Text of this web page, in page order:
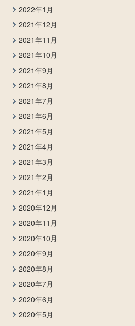
2022年1月
2021年12月
2021年11月
2021年10月
2021年9月
2021年8月
2021年7月
2021年6月
2021年5月
2021年4月
2021年3月
2021年2月
2021年1月
2020年12月
2020年11月
2020年10月
2020年9月
2020年8月
2020年7月
2020年6月
2020年5月